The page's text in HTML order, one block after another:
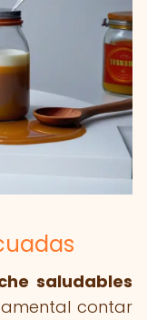
saludables
contar